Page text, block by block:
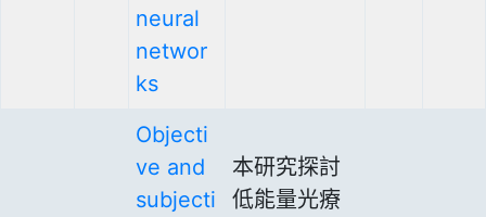
neural
networ
ks
Objecti
ve and
subjecti
本研究探討
低能量光療